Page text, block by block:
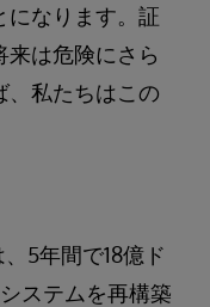
になります。証
は危険にさら
、私たちはこの
5年間で18億ド
ステムを再構築